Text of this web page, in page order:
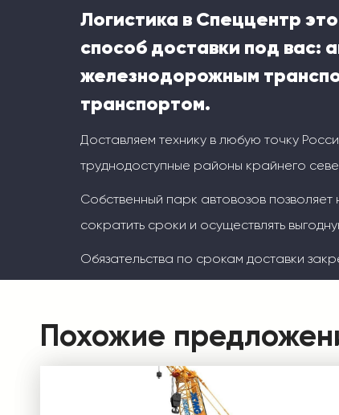
Логистика в Спеццентр
способ доставки под вас:
железнодорожным
транспортом.
Доставляем технику в любую точку
труднодоступные районы крайнего
Собственный парк автовозов
сократить сроки и осуществлять
Обязательства по срокам доставки
Похожие